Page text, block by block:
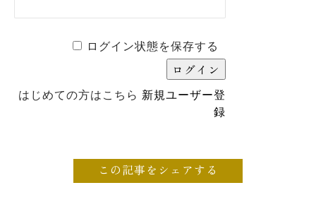
ログイン状態を保存する
はじめての方はこちら 新規ユーザー登
録
この記事をシェアする